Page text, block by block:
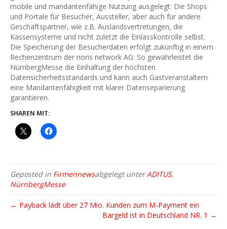
mobile und mandantenfähige Nutzung ausgelegt: Die Shops
und Portale für Besucher, Aussteller, aber auch für andere
Geschäftspartner, wie z.B. Auslandsvertretungen, die
Kassensysteme und nicht zuletzt die Einlasskontrolle selbst.
Die Speicherung der Besucherdaten erfolgt zukünftig in einem
Rechenzentrum der noris network AG: So gewährleistet die
NürnbergMesse die Einhaltung der höchsten
Datensicherheitsstandards und kann auch Gastveranstaltern
eine Mandantenfähigkeit mit klarer Datenseparierung
garantieren.
SHAREN MIT:
Geposted in Firmennewsabgelegt unterADITUS,
NürnbergMesse
← Payback lädt über 27 Mio. Kunden zum M-Payment ein
Bargeld ist in Deutschland NR. 1 →